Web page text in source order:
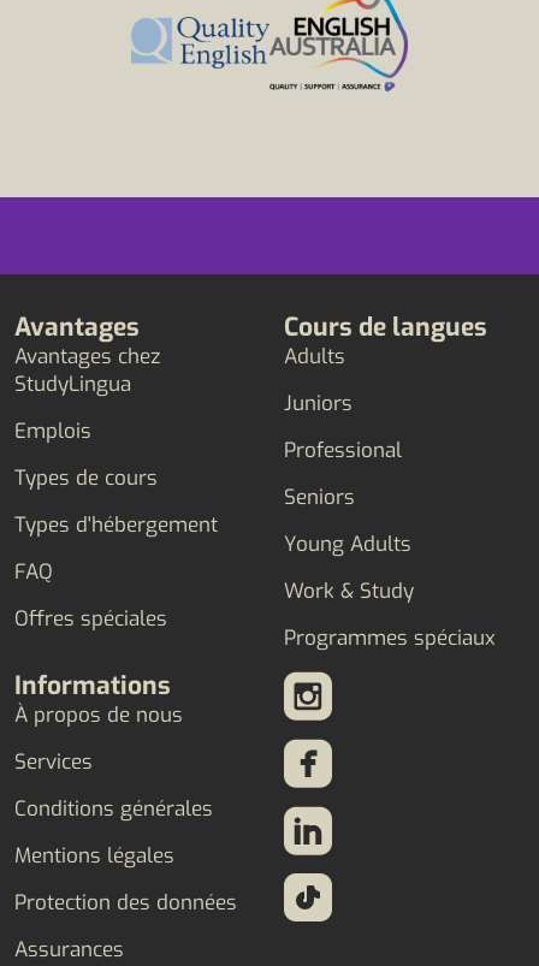
Avantages
Avantages chez
StudyLingua
Emplois
Types de cours
Types d'hébergement
FAQ
Offres spéciales
Cours de langues
Adults
Juniors
Professional
Seniors
Young Adults
Work & Study
Programmes spéciaux
Informations
À propos de nous
Services
Conditions générales
Mentions légales
Protection des données
Assurances